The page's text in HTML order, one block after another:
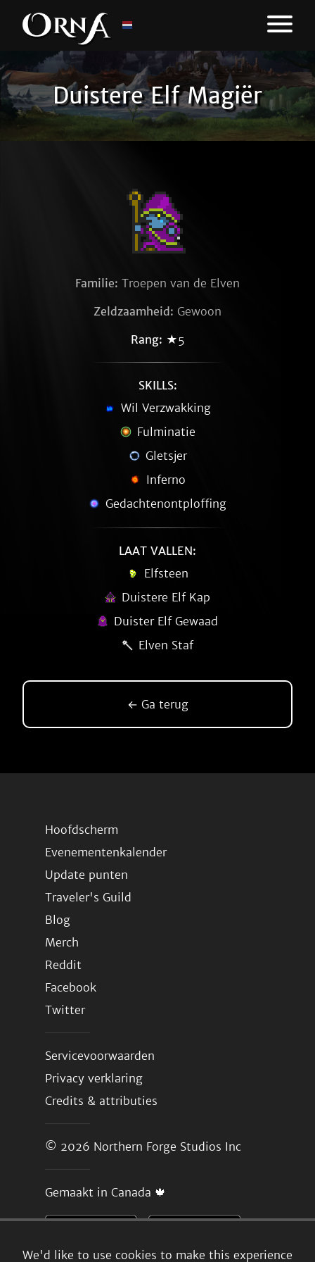
Duistere Elf Magiër
We'd like to use cookies to make this experience
Familie: Troepen van de Elven
Zeldzaamheid: Gewoon
Rang: ★5
SKILLS:
Wil Verzwakking
Fulminatie
Gletsjer
Inferno
Gedachtenontploffing
LAAT VALLEN:
Elfsteen
Duistere Elf Kap
Duister Elf Gewaad
Elven Staf
← Ga terug
Hoofdscherm
Evenementenkalender
Update punten
Traveler's Guild
Blog
Merch
Reddit
Facebook
Twitter
Servicevoorwaarden
Privacy verklaring
Credits & attributies
© 2026 Northern Forge Studios Inc
Gemaakt in Canada 🍁